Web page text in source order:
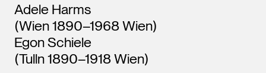
Künstler*innen
Adele Harms
(Wien 1890–1968 Wien)
Egon Schiele
(Tulln 1890–1918 Wien)